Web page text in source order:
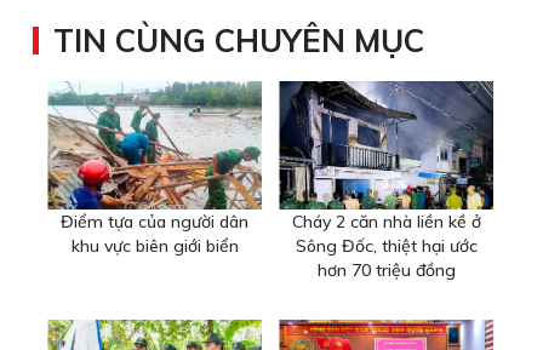
TIN CÙNG CHUYÊN MỤC
Điểm tựa của người dân
khu vực biên giới biển
Cháy 2 căn nhà liền kề ở
Sông Đốc, thiệt hại ước
hơn 70 triệu đồng